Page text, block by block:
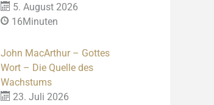
5. August 2026
16Minuten
John MacArthur – Gottes
Wort – Die Quelle des
Wachstums
23. Juli 2026